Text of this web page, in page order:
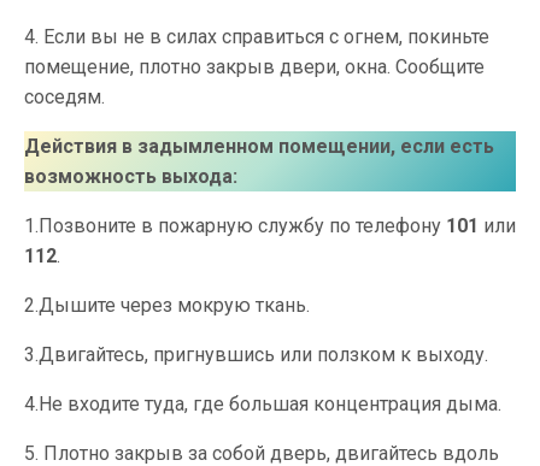
4. Если вы не в силах справиться с огнем, покиньте
помещение, плотно закрыв двери, окна. Сообщите
соседям.
Действия в задымленном помещении, если есть
возможность выхода:
1.Позвоните в пожарную службу по телефону 101 или
112.
2.Дышите через мокрую ткань.
3.Двигайтесь, пригнувшись или ползком к выходу.
4.Не входите туда, где большая концентрация дыма.
5. Плотно закрыв за собой дверь, двигайтесь вдоль